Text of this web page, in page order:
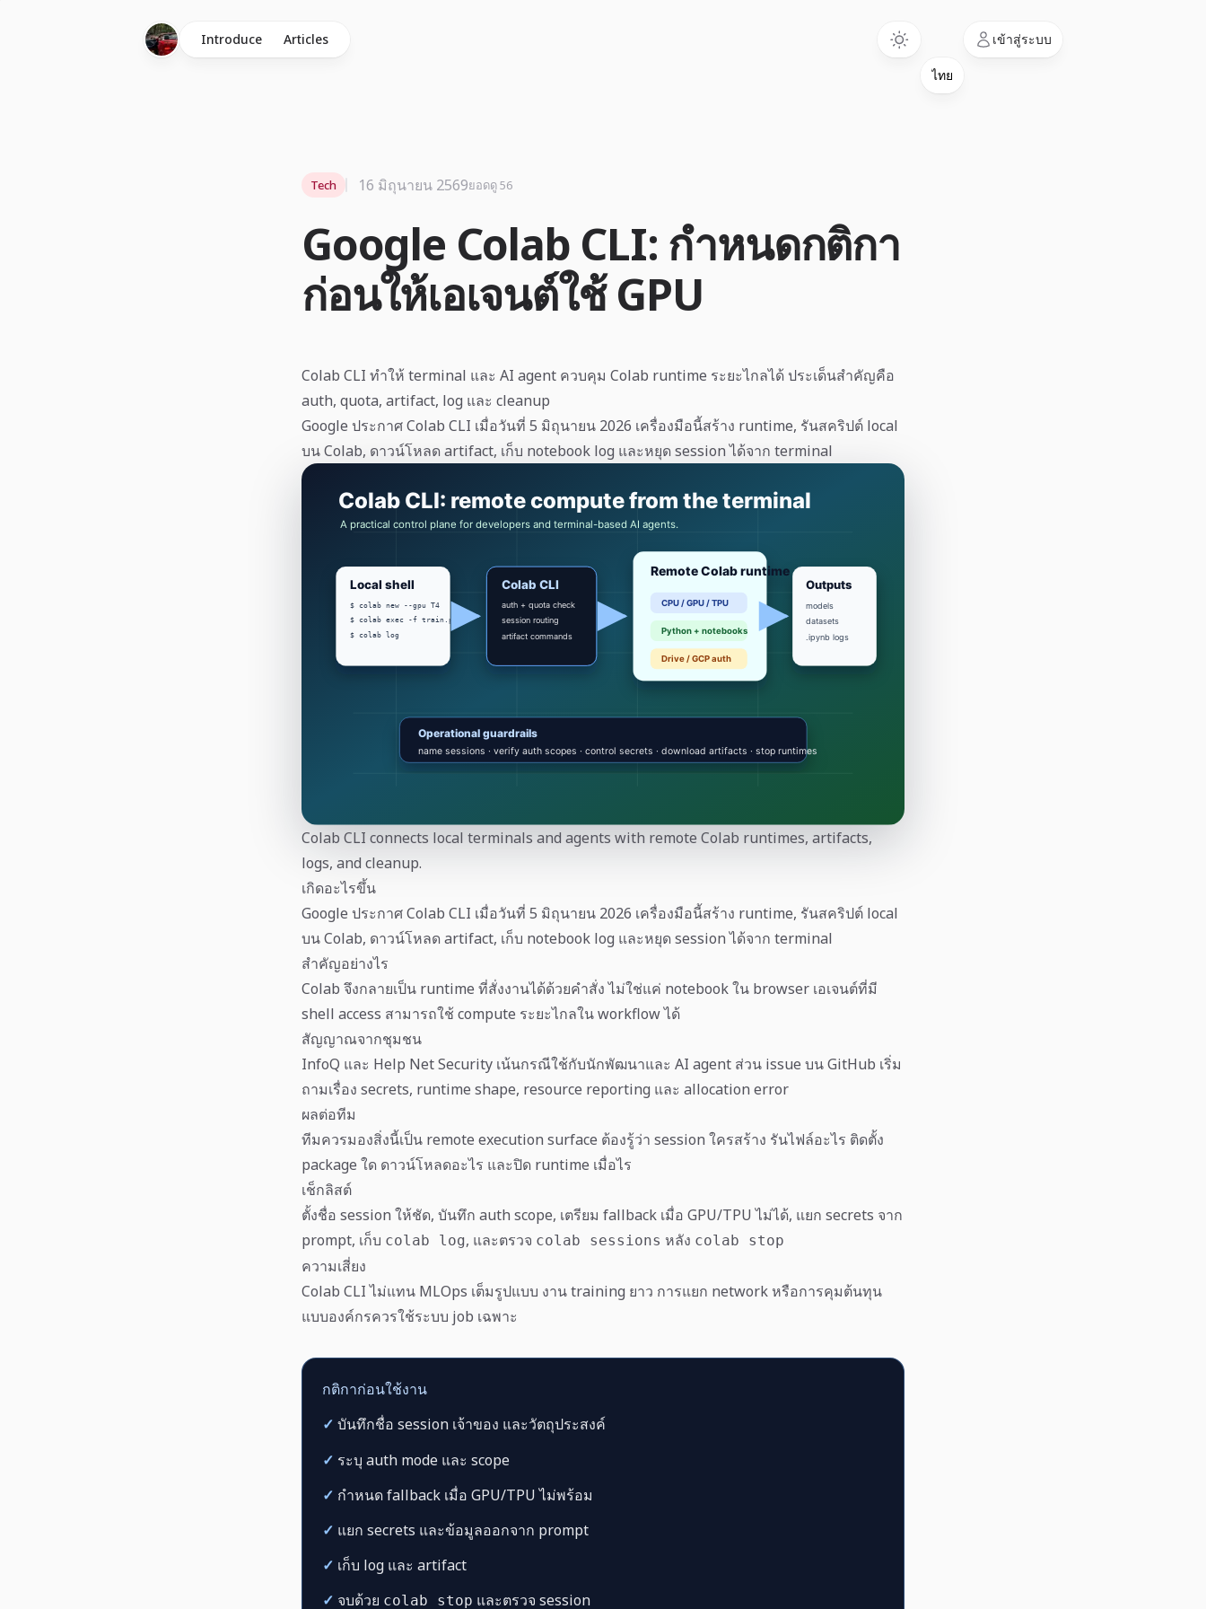
Introduce Articles Language เข้าสู่ระบบ
Google Colab CLI: กำหนดกติกา
ก่อนให้เอเจนต์ใช้ GPU
Tech 16 มิถุนายน 2569ยอดดู 56
Colab CLI ทำให้ terminal และ AI agent ควบคุม Colab runtime ระยะไกลได้ ประเด็นสำคัญคือ
auth, quota, artifact, log และ cleanup
Google ประกาศ Colab CLI เมื่อวันที่ 5 มิถุนายน 2026 เครื่องมือนี้สร้าง runtime, รันสคริปต์ local
บน Colab, ดาวน์โหลด artifact, เก็บ notebook log และหยุด session ได้จาก terminal
Colab CLI connects local terminals and agents with remote Colab runtimes, artifacts,
logs, and cleanup.
เกิดอะไรขึ้น
Google ประกาศ Colab CLI เมื่อวันที่ 5 มิถุนายน 2026 เครื่องมือนี้สร้าง runtime, รันสคริปต์ local
บน Colab, ดาวน์โหลด artifact, เก็บ notebook log และหยุด session ได้จาก terminal
สำคัญอย่างไร
Colab จึงกลายเป็น runtime ที่สั่งงานได้ด้วยคำสั่ง ไม่ใช่แค่ notebook ใน browser เอเจนต์ที่มี
shell access สามารถใช้ compute ระยะไกลใน workflow ได้
สัญญาณจากชุมชน
InfoQ และ Help Net Security เน้นกรณีใช้กับนักพัฒนาและ AI agent ส่วน issue บน GitHub เริ่ม
ถามเรื่อง secrets, runtime shape, resource reporting และ allocation error
ผลต่อทีม
ทีมควรมองสิ่งนี้เป็น remote execution surface ต้องรู้ว่า session ใครสร้าง รันไฟล์อะไร ติดตั้ง
package ใด ดาวน์โหลดอะไร และปิด runtime เมื่อไร
เช็กลิสต์
ตั้งชื่อ session ให้ชัด, บันทึก auth scope, เตรียม fallback เมื่อ GPU/TPU ไม่ได้, แยก secrets จาก
prompt, เก็บ colab log, และตรวจ colab sessions หลัง colab stop
ความเสี่ยง
Colab CLI ไม่แทน MLOps เต็มรูปแบบ งาน training ยาว การแยก network หรือการคุมต้นทุน
แบบองค์กรควรใช้ระบบ job เฉพาะ
กติกาก่อนใช้งาน
✓ บันทึกชื่อ session เจ้าของ และวัตถุประสงค์
✓ ระบุ auth mode และ scope
✓ กำหนด fallback เมื่อ GPU/TPU ไม่พร้อม
✓ แยก secrets และข้อมูลออกจาก prompt
✓ เก็บ log และ artifact
✓ จบด้วย colab stop และตรวจ session